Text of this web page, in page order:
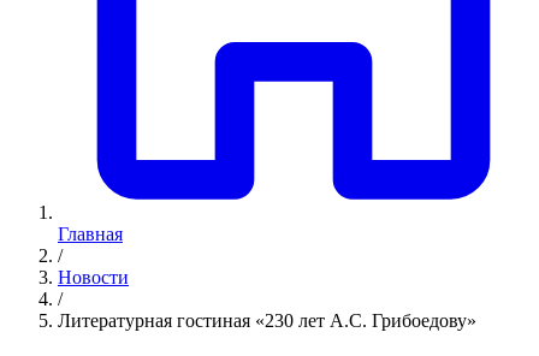
Главная
/
Новости
/
Литературная гостиная «230 лет А.С. Грибоедову»